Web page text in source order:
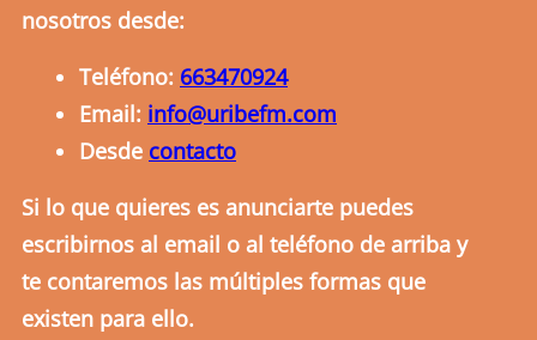
nosotros desde:
Teléfono: 663470924
Email: info@uribefm.com
Desde contacto
Si lo que quieres es anunciarte puedes
escribirnos al email o al teléfono de arriba y
te contaremos las múltiples formas que
existen para ello.